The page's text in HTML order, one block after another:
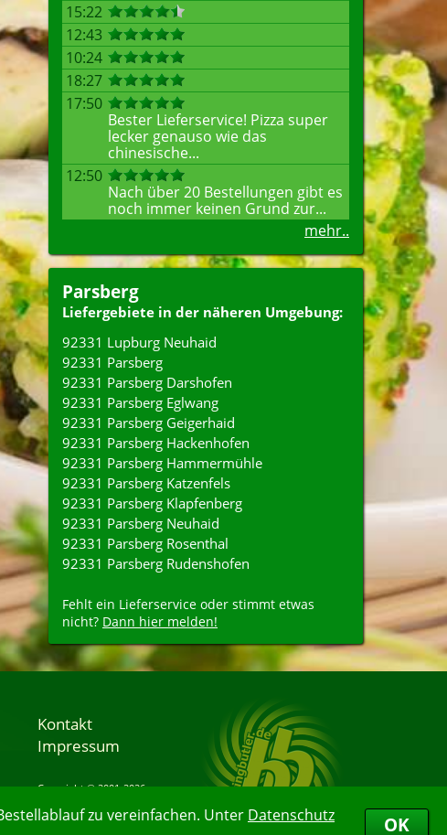
zu vereinfachen. Unter Datenschutz
OK
15:22
12:43
10:24
18:27
17:50
Bester Lieferservice! Pizza super
lecker genauso wie das
chinesische...
12:50
Nach über 20 Bestellungen gibt es
noch immer keinen Grund zur...
mehr..
Parsberg
Liefergebiete in der näheren Umgebung:
92331 Lupburg Neuhaid
92331 Parsberg
92331 Parsberg Darshofen
92331 Parsberg Eglwang
92331 Parsberg Geigerhaid
92331 Parsberg Hackenhofen
92331 Parsberg Hammermühle
92331 Parsberg Katzenfels
92331 Parsberg Klapfenberg
92331 Parsberg Neuhaid
92331 Parsberg Rosenthal
92331 Parsberg Rudenshofen
Fehlt ein Lieferservice oder stimmt etwas
nicht? Dann hier melden!
Kontakt
Impressum
Copyright © 2001-2026
07.08.2026 08:28:00